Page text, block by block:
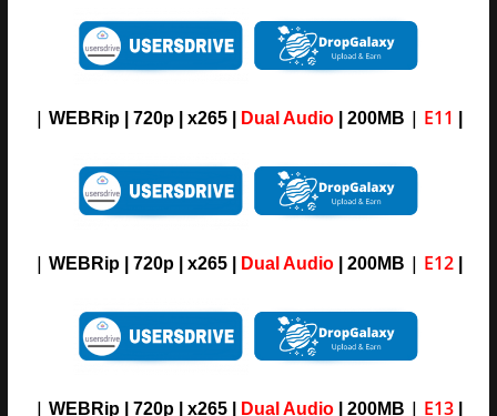
| WEBRip | 720p | x265 | Dual Audio | 200MB | E11
| WEBRip | 720p | x265 | Dual Audio | 200MB | E12
| WEBRip | 720p | x265 | Dual Audio | 200MB | E13